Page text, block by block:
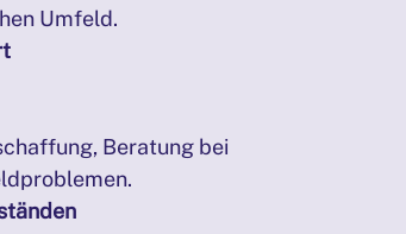
Umfeld.
Beratung bei